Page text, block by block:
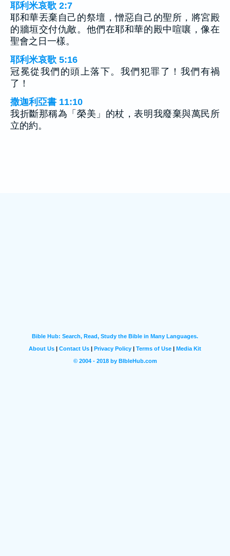
耶利米哀歌 2:7
耶和華丟棄自己的祭壇，憎惡自己的聖所，將宮殿
的牆垣交付仇敵。他們在耶和華的殿中喧嚷，像在
聖會之日一樣。
耶利米哀歌 5:16
冠冕從我們的頭上落下。我們犯罪了！我們有禍
了！
撒迦利亞書 11:10
我折斷那稱為「榮美」的杖，表明我廢棄與萬民所
立的約。